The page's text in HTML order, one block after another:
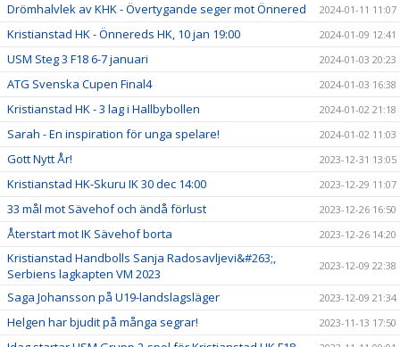
Drömhalvlek av KHK - Övertygande seger mot Önnered 2024-01-11 11:07
Kristianstad HK - Önnereds HK, 10 jan 19:00 2024-01-09 12:41
USM Steg 3 F18 6-7 januari 2024-01-03 20:23
ATG Svenska Cupen Final4 2024-01-03 16:38
Kristianstad HK - 3 lag i Hallbybollen 2024-01-02 21:18
Sarah - En inspiration för unga spelare! 2024-01-02 11:03
Gott Nytt År! 2023-12-31 13:05
Kristianstad HK-Skuru IK 30 dec 14:00 2023-12-29 11:07
33 mål mot Sävehof och ändå förlust 2023-12-26 16:50
Återstart mot IK Sävehof borta 2023-12-26 14:20
Kristianstad Handbolls Sanja Radosavljevi&#263;,
Serbiens lagkapten VM 2023
2023-12-09 22:38
Saga Johansson på U19-landslagsläger 2023-12-09 21:34
Helgen har bjudit på många segrar! 2023-11-13 17:50